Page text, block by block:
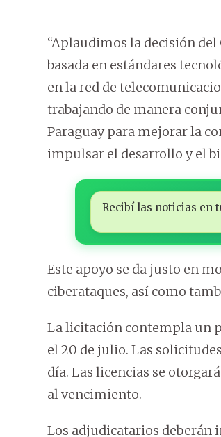
“Aplaudimos la decisión
basada en estándares
en la red de
trabajando de manera
Paraguay para mejorar la
impulsar el desarrollo y el
Recibí las noticias en
Este apoyo se da justo en
ciberataques, así como
La licitación contempla un
el 20 de julio. Las
día. Las licencias se
al vencimiento.
Los adjudicatarios deberán